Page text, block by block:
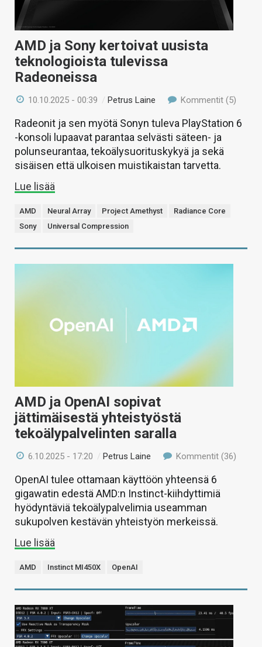
AMD ja Sony kertoivat uusista
teknologioista tulevissa
Radeoneissa
10.10.2025 - 00:39 /Petrus Laine Kommentit (5)
Radeonit ja sen myötä Sonyn tuleva PlayStation 6
-konsoli lupaavat parantaa selvästi säteen- ja
polunseurantaa, tekoälysuorituskykyä ja sekä
sisäisen että ulkoisen muistikaistan tarvetta.
Lue lisää
AMD Neural Array Project Amethyst
Radiance Core
Sony
Universal Compression
AMD ja OpenAI sopivat
jättimäisestä yhteistyöstä
tekoälypalvelinten saralla
6.10.2025 - 17:20 /Petrus Laine Kommentit (36)
OpenAI tulee ottamaan käyttöön yhteensä 6
gigawatin edestä AMD:n Instinct-kiihdyttimiä
hyödyntäviä tekoälypalvelimia useamman
sukupolven kestävän yhteistyön merkeissä.
Lue lisää
AMD Instinct MI450X OpenAI